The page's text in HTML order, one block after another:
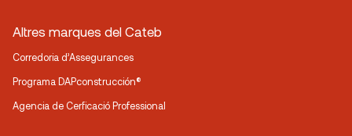
Altres marques del Cateb
Corredoria d’Assegurances
Programa DAPconstrucción®
Agencia de Cerficació Professional